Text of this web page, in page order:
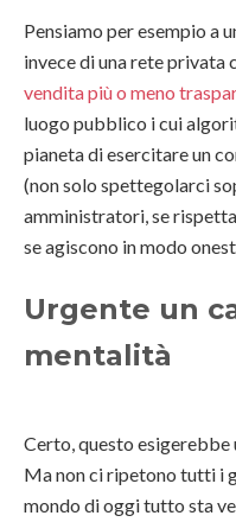
Pensiamo per esempio a
invece di una rete privata
vendita più o meno
luogo pubblico i cui
pianeta di esercitare un
(non solo spettegolarci
amministratori, se
se agiscono in modo
Urgente un
mentalità
Certo, questo esigerebbe
Ma non ci ripetono tutti i
mondo di oggi tutto sta